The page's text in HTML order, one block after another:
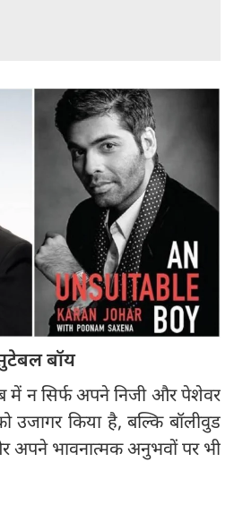
बॉय
में न सिर्फ अपने निजी और पेशेवर
किया है, बल्कि बॉलीवुड
भावनात्मक अनुभवों पर भी